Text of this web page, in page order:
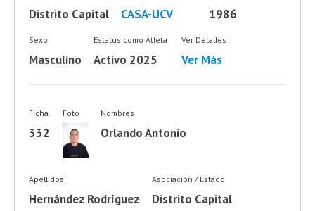
Distrito Capital CASA-UCV 1986
Sexo
Masculino
Estatus como Atleta
Activo 2025
Ver Detalles
Ver Más
Ficha
332
Foto Nombres
Orlando Antonio
Apellidos
Hernández Rodríguez
Asociación / Estado
Distrito Capital